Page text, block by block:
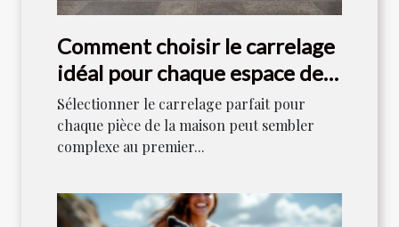
Comment choisir le carrelage
idéal pour chaque espace de
votre maison ?
Sélectionner le carrelage parfait pour
chaque pièce de la maison peut sembler
complexe au premier...